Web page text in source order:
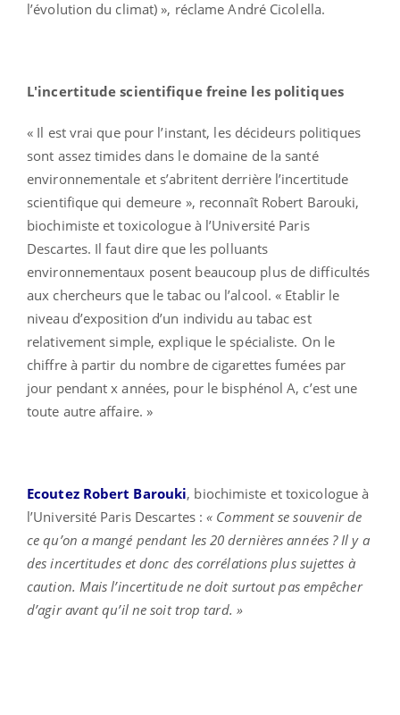
l’évolution du climat) », réclame André Cicolella.
L'incertitude scientifique freine les politiques
« Il est vrai que pour l’instant, les décideurs politiques
sont assez timides dans le domaine de la santé
environnementale et s’abritent derrière l’incertitude
scientifique qui demeure », reconnaît Robert Barouki,
biochimiste et toxicologue à l’Université Paris
Descartes. Il faut dire que les polluants
environnementaux posent beaucoup plus de difficultés
aux chercheurs que le tabac ou l’alcool. « Etablir le
niveau d’exposition d’un individu au tabac est
relativement simple, explique le spécialiste. On le
chiffre à partir du nombre de cigarettes fumées par
jour pendant x années, pour le bisphénol A, c’est une
toute autre affaire. »
Ecoutez Robert Barouki, biochimiste et toxicologue à
l’Université Paris Descartes :« Comment se souvenir de
ce qu’on a mangé pendant les 20 dernières années ? Il y a
des incertitudes et donc des corrélations plus sujettes à
caution. Mais l’incertitude ne doit surtout pas empêcher
d’agir avant qu’il ne soit trop tard. »